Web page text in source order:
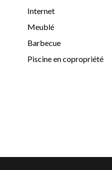
Internet
Meublé
Barbecue
Piscine en copropriété